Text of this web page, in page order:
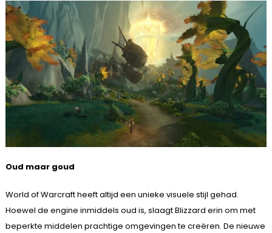
Oud maar goud
World of Warcraft heeft altijd een unieke visuele stijl gehad.
Hoewel de engine inmiddels oud is, slaagt Blizzard erin om met
beperkte middelen prachtige omgevingen te creëren. De nieuwe